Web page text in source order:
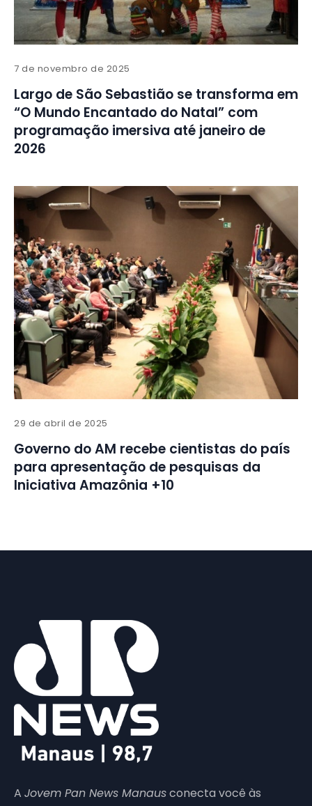
7 de novembro de 2025
Largo de São Sebastião se transforma em
“O Mundo Encantado do Natal” com
programação imersiva até janeiro de
2026
29 de abril de 2025
Governo do AM recebe cientistas do país
para apresentação de pesquisas da
Iniciativa Amazônia +10
A Jovem Pan News Manausconecta você às